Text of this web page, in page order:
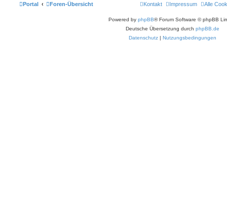
Portal Foren-Übersicht Alle
Impressum
Kontakt
Powered by phpBB® Forum Software © phpBB
Deutsche Übersetzung durch phpBB.de
Datenschutz | Nutzungsbedingungen